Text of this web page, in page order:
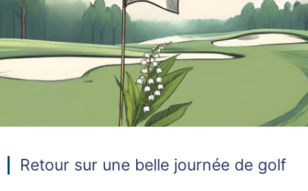
Retour sur une belle journée de golf